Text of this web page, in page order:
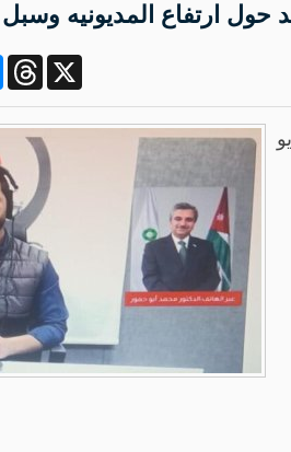
حول ارتفاع المديونيه وسبل
X